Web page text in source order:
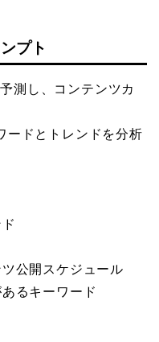
プト
測し、コンテンツカ
ードとトレンドを分析
公開スケジュール
るキーワード